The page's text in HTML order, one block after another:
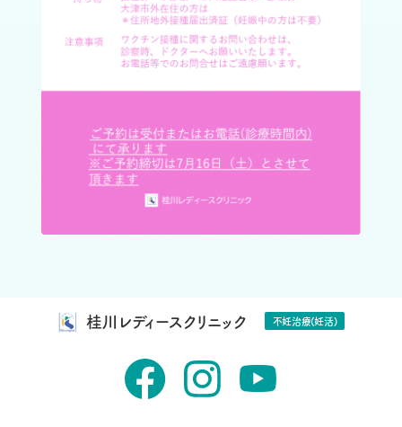
桂川レディースクリニック 不妊治療(妊活)